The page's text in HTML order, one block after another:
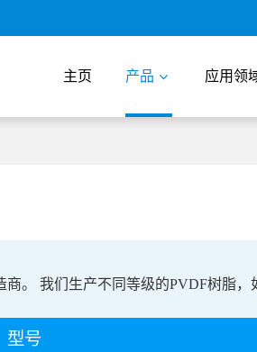
主页 产品 应用领
。 我们生产不同等级的PVDF树脂，
型号